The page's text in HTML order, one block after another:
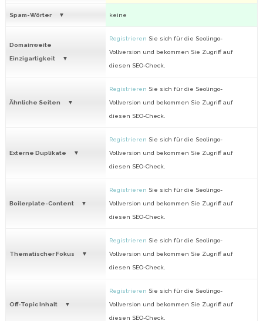
Spam-Wörter keine
Domainweite
Einzigartigkeit
Registrieren Sie sich für die Seolingo-
Vollversion und bekommen Sie Zugriff auf
diesen SEO-Check.
Ähnliche Seiten
Registrieren Sie sich für die Seolingo-
Vollversion und bekommen Sie Zugriff auf
diesen SEO-Check.
Externe Duplikate
Registrieren Sie sich für die Seolingo-
Vollversion und bekommen Sie Zugriff auf
diesen SEO-Check.
Boilerplate-Content
Registrieren Sie sich für die Seolingo-
Vollversion und bekommen Sie Zugriff auf
diesen SEO-Check.
Thematischer Fokus
Registrieren Sie sich für die Seolingo-
Vollversion und bekommen Sie Zugriff auf
diesen SEO-Check.
Off-Topic Inhalt
Registrieren Sie sich für die Seolingo-
Vollversion und bekommen Sie Zugriff auf
diesen SEO-Check.